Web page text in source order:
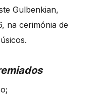
Gulbenkian,
na cerimónia de